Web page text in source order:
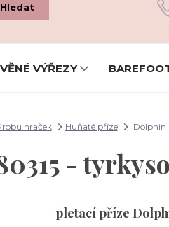
Hledat
VÝŘEZY
hraček Huňaté příze Dolphin
-
pletací příze